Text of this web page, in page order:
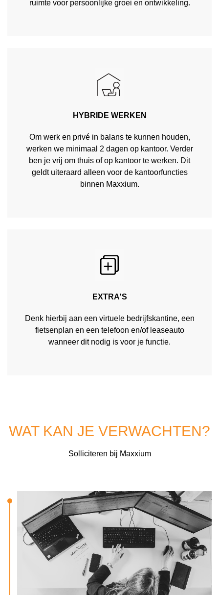
ruimte voor persoonlijke groei en ontwikkeling.
HYBRIDE WERKEN
Om werk en privé in balans te kunnen houden,
werken we minimaal 2 dagen op kantoor. Verder
ben je vrij om thuis of op kantoor te werken. Dit
geldt uiteraard alleen voor de kantoorfuncties
binnen Maxxium.
EXTRA'S
Denk hierbij aan een virtuele bedrijfskantine, een
fietsenplan en een telefoon en/of leaseauto
wanneer dit nodig is voor je functie.
WAT KAN JE VERWACHTEN?
Solliciteren bij Maxxium